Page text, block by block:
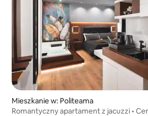
Mieszkanie w: Politeama
Romantyczny apartament z jacuzzi •